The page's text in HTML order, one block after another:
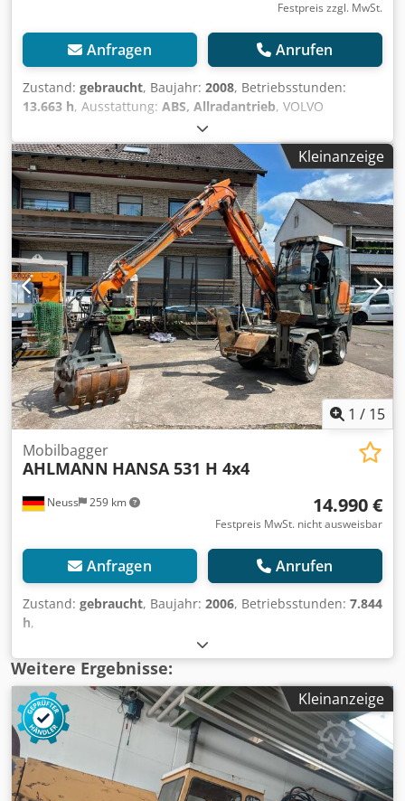
Festpreis zzgl. MwSt.
Anfragen Anrufen
Zustand: gebraucht, Baujahr: 2008, Betriebsstunden:
13.663 h, Ausstattung: ABS, Allradantrieb, VOLVO
Mobilbagger Typ: EW140 C FIN: VCEW140CJ00120277 Zul.
Gesamtgewicht : 16500 Kg Zul. Achslast vorne : 7500 Kg
Zul. Achslast hinten : 10000 Kg Bj. 2008 + Planierschild
Gerne unterstützen wir Sie auch im Bereich
Finanzierung/Leasing mit unserem Partnern. Alle Angaben
ohne Gewähr. Irrtum und Zwischenhandel vorbehalten.
Cedpfsyvwq Eex Acmsrf
Kleinanzeige
1 / 15
Neuss 259 km
Mobilbagger
AHLMANN HANSA 531 H 4x4
14.990 €
Festpreis MwSt. nicht ausweisbar
Anfragen Anrufen
Zustand: gebraucht, Baujahr: 2006, Betriebsstunden: 7.844
h,
Weitere Ergebnisse:
Kleinanzeige